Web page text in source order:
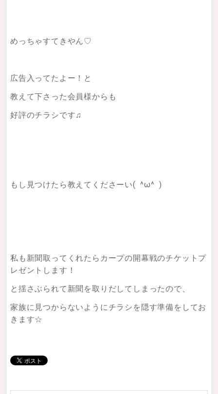
めっちゃすてきやん♡
広告入ってたよー！と
教えて下さった会員様からも
好評のチラシです♫
もし見つけたら教えてくださーい( ^ω^ )
私も新聞取ってくれたらカープの開幕戦のチケットプ
レゼントします！
と揺さぶられて新聞を取りだしてしまったので、
家族に見つからないようにチラシを隠す準備をしてお
きます☆